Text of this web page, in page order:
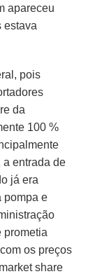
apareceu
estava
pois
da
100 %
entrada de
já era
pompa e
prometia
os preços
share